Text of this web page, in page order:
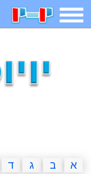
תפריט
א ב ג ד